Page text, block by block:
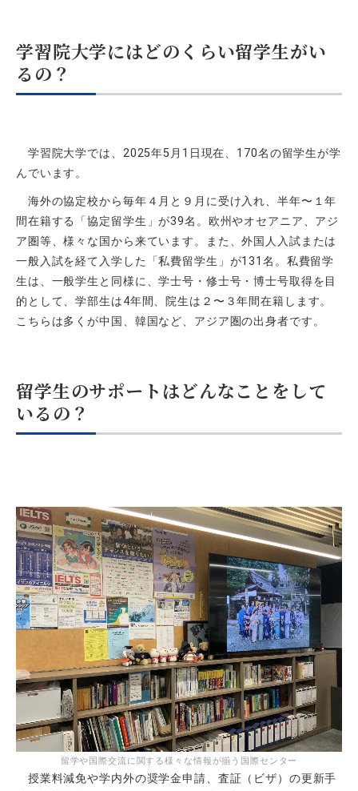
学習院大学にはどのくらい留学生がい
るの？
学習院大学では、 2025年5月 1 日現在、 170名の留学生が学
んでいます。
海外の協定校から毎年４月と９月に受け入れ、半年〜１年
間在籍する「協定留学生」が39名。欧州やオセアニア、アジ
ア圏等、様々な国から来ています。また、外国人入試または
一般入試を経て入学した「私費留学生」が131名。私費留学
生は、一般学生と同様に、学士号・修士号・博士号取得を目
的として、学部生は4年間、院生は２〜３年間在籍します。
こちらは多くが中国、韓国など、アジア圏の出身者です。
留学生のサポートはどんなことをして
いるの？
授業料減免や学内外の奨学金申請、査証（ビザ）の更新手
留学や国際交流に関する様々な情報が揃う国際センター